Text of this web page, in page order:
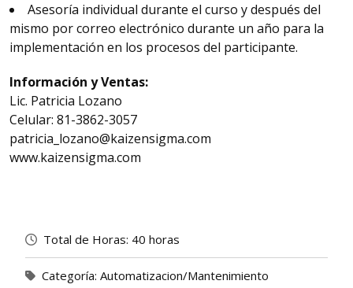
Asesoría individual durante el curso y después del
mismo por correo electrónico durante un año para la
implementación en los procesos del participante.
Información y Ventas:
Lic. Patricia Lozano
Celular: 81-3862-3057
patricia_lozano@kaizensigma.com
www.kaizensigma.com
Total de Horas: 40 horas
Categoría: Automatizacion/Mantenimiento